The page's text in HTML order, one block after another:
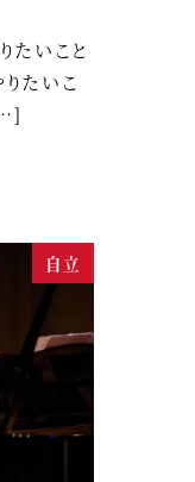
たいこと
たいこ
自立